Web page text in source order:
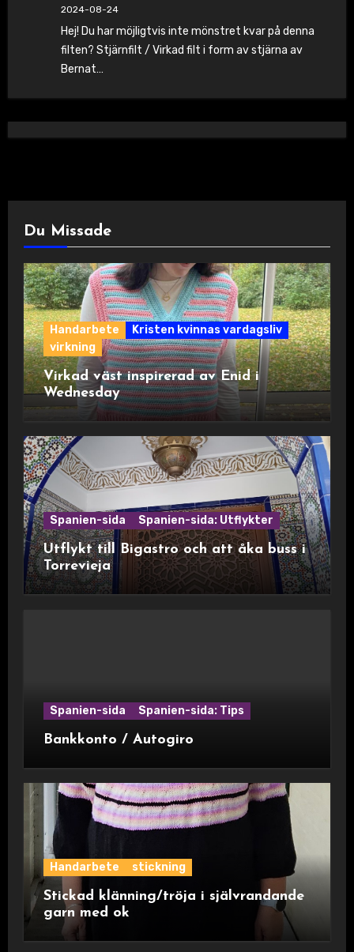
2024-08-24
Hej! Du har möjligtvis inte mönstret kvar på denna
filten? Stjärnfilt / Virkad filt i form av stjärna av
Bernat…
Du Missade
Handarbete
Kristen kvinnas vardagsliv
virkning
Virkad väst inspirerad av Enid i
Wednesday
Spanien-sida Spanien-sida: Utflykter
Utflykt till Bigastro och att åka buss i
Torrevieja
Spanien-sida Spanien-sida: Tips
Bankkonto / Autogiro
Handarbete stickning
Stickad klänning/tröja i självrandande
garn med ok